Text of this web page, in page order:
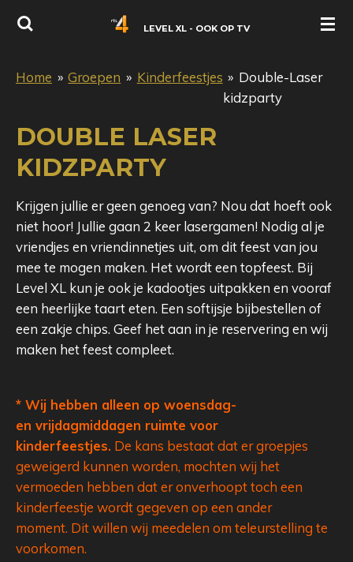
Ga
de
LEVEL XL - OOK OP TV
Home » Groepen » Kinderfeestjes » Double-Laser
kidzparty
DOUBLE LASER
KIDZPARTY
Krijgen jullie er geen genoeg van? Nou dat hoeft ook
niet hoor! Jullie gaan 2 keer lasergamen! Nodig al je
vriendjes en vriendinnetjes uit, om dit feest van jou
mee te mogen maken. Het wordt een topfeest. Bij
Level XL kun je ook je kadootjes uitpakken en vooraf
een heerlijke taart eten. Een softijsje bijbestellen of
een zakje chips. Geef het aan in je reservering en wij
maken het feest compleet.
* Wij hebben alleen op woensdag-
en vrijdagmiddagen ruimte voor
kinderfeestjes. De kans bestaat dat er groepjes
geweigerd kunnen worden, mochten wij het
vermoeden hebben dat er onverhoopt toch een
kinderfeestje wordt gegeven op een ander
moment. Dit willen wij meedelen om teleurstelling te
voorkomen.